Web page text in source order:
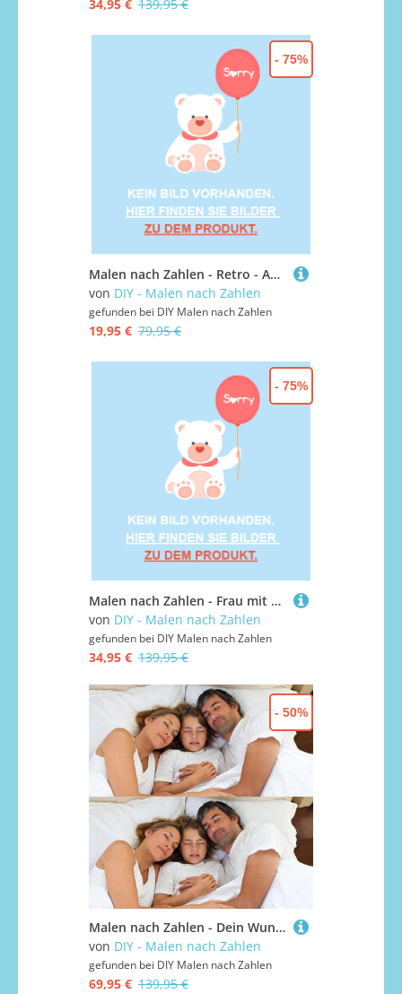
34,95 € 139,95 €
Malen nach Zahlen - Retro - Amsterdam Kanal, ohne Rahmen
von DIY - Malen nach Zahlen
gefunden bei DIY Malen nach Zahlen
19,95 € 79,95 €
- 75%
Malen nach Zahlen - Frau mit weißen Oberteil, mit Rahmen
von DIY - Malen nach Zahlen
gefunden bei DIY Malen nach Zahlen
34,95 € 139,95 €
- 75%
Malen nach Zahlen - Dein Wunschmotiv, 50x60cm / 36 Farben / ohne Rahmen
von DIY - Malen nach Zahlen
gefunden bei DIY Malen nach Zahlen
69,95 € 139,95 €
- 50%